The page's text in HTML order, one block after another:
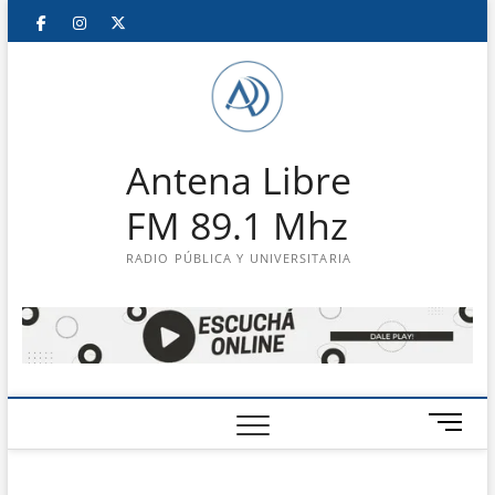
Saltar
FacebookInstagram
Antena Libre
FM 89.1 Mhz
RADIO PÚBLICA Y UNIVERSITARIA
B
o